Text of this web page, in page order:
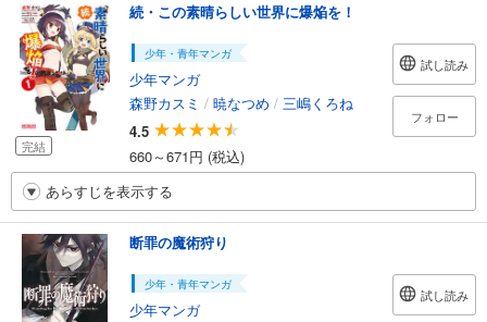
完結
続・この素晴らしい世界に爆焔を！
少年・青年マンガ
少年マンガ
森野カスミ / 暁なつめ / 三嶋くろね
4.5
660～671円 (税込)
試し読み
フォロー
あらすじを表示する
断罪の魔術狩り
少年・青年マンガ
少年マンガ
試し読み